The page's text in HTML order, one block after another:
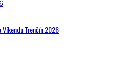
Víkendu Trenčín 2026